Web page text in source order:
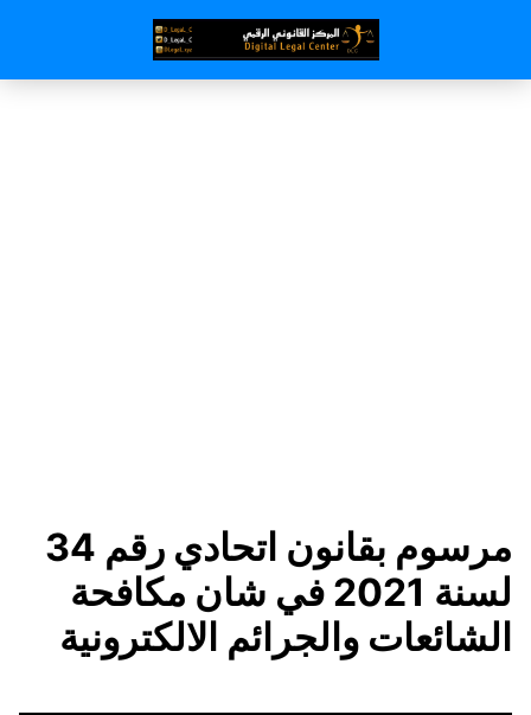
مرسوم بقانون اتحادي رقم 34
لسنة 2021 في شان مكافحة
الشائعات والجرائم الالكترونية